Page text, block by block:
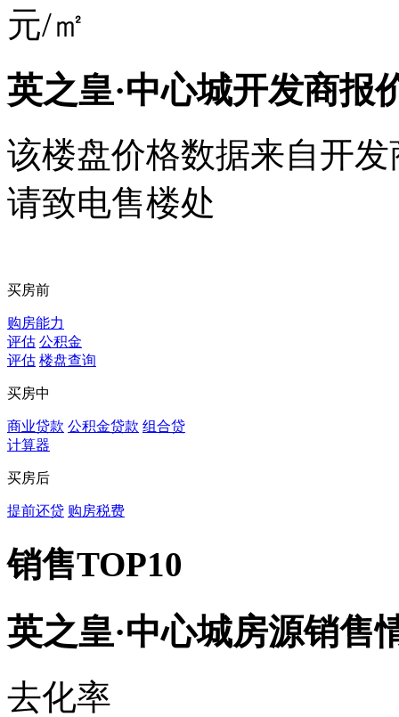
元/㎡
英之皇·中心城开发商报
该楼盘价格数据来自开
请致电售楼处
买房前
购房能力
评估 公积金
评估 楼盘查询
买房中
商业贷款 公积金贷款 组合贷
计算器
买房后
提前还贷 购房税费
销售TOP10
英之皇·中心城房源销售
去化率